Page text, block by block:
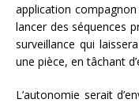
application
lancer des séquences
surveillance qui
une pièce, en tâchant
L’autonomie serait